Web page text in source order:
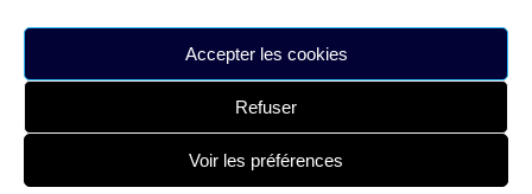
Accepter les cookies
Refuser
Voir les préférences
Alpine A290 : L’irrésistible attraction de la légèreté
leroydansLancia Ypsilon : naturellement envoûtante ?
Nouvelle Opel Corsa : Yes of Corsa !